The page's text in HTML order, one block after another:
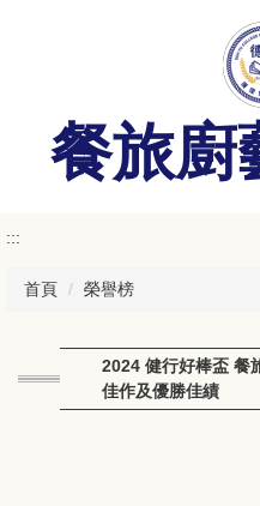
餐旅廚
:::
首頁 榮譽榜
2024 健行好棒盃 餐
佳作及優勝佳績